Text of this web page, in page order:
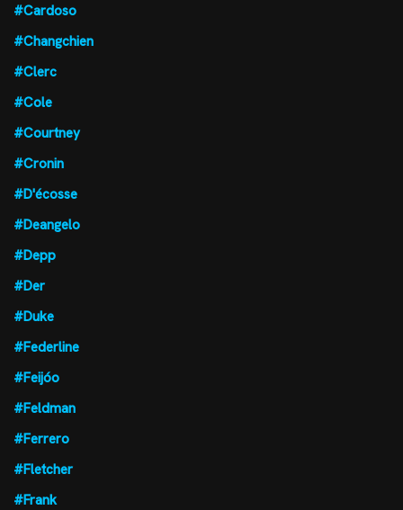
#Cardoso
#Changchien
#Clerc
#Cole
#Courtney
#Cronin
#D'écosse
#Deangelo
#Depp
#Der
#Duke
#Federline
#Feijóo
#Feldman
#Ferrero
#Fletcher
#Frank